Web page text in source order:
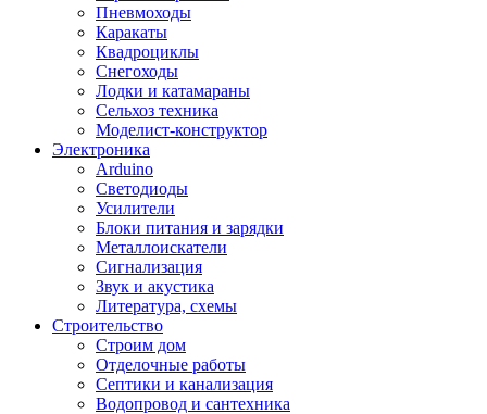
Пневмоходы
Каракаты
Квадроциклы
Снегоходы
Лодки и катамараны
Сельхоз техника
Моделист-конструктор
Электроника
Arduino
Светодиоды
Усилители
Блоки питания и зарядки
Металлоискатели
Сигнализация
Звук и акустика
Литература, схемы
Строительство
Строим дом
Отделочные работы
Септики и канализация
Водопровод и сантехника